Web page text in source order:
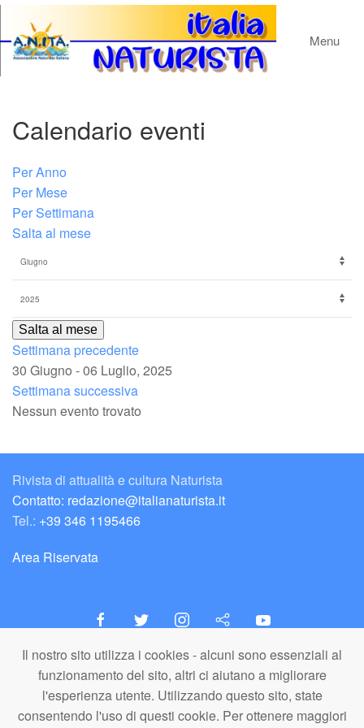
Il nostro sito utilizza i cookies - alcuni sono essenziali al
funzionamento del sito, altri ci aiutano a migliorare
l'esperienza utente. Utilizzando questo sito, state
consentendo l'uso di questi cookie. Per ottenere maggiori
Menu
Calendario eventi
Per Anno
Per Mese
Per Settimana
Salta al mese
Salta al mese
Settimana precedente
30 Giugno - 06 Luglio, 2025
Settimana successiva
Nessun evento trovato
Rivista di attualità e cultura Naturista
Contatto: redazione@italianaturista.it
Tel.: +39 346 1195466
Area Riservata
italiaNATURISTA
Editore e Redazione
A.N.ITA. Associazione Naturista Italiana (APS)
C.F. 80203710159